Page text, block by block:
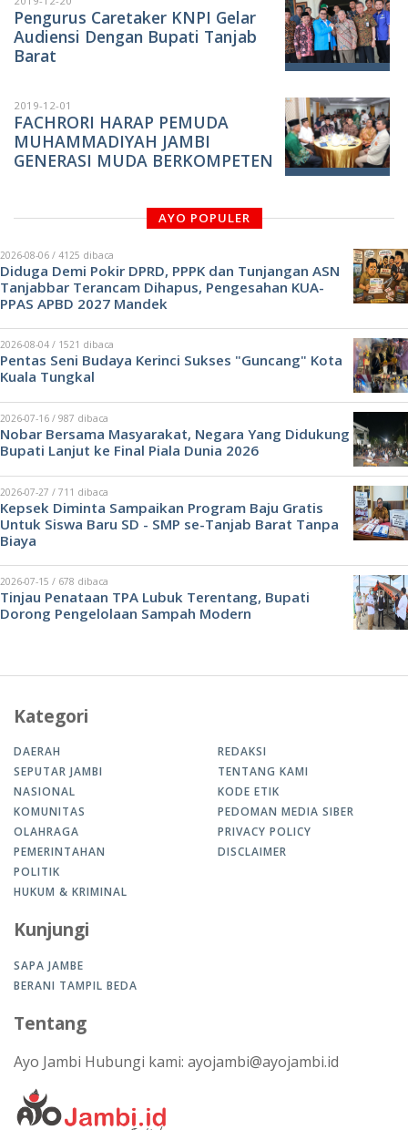
Pengurus Caretaker KNPI Gelar
Audiensi Dengan Bupati Tanjab
Barat
2019-12-01
FACHRORI HARAP PEMUDA
MUHAMMADIYAH JAMBI
GENERASI MUDA BERKOMPETEN
AYO POPULER
2026-08-06 / 4125 dibaca
Diduga Demi Pokir DPRD, PPPK dan Tunjangan ASN
Tanjabbar Terancam Dihapus, Pengesahan KUA-
PPAS APBD 2027 Mandek
2026-08-04 / 1521 dibaca
Pentas Seni Budaya Kerinci Sukses "Guncang" Kota
Kuala Tungkal
2026-07-16 / 987 dibaca
Nobar Bersama Masyarakat, Negara Yang Didukung
Bupati Lanjut ke Final Piala Dunia 2026
2026-07-27 / 711 dibaca
Kepsek Diminta Sampaikan Program Baju Gratis
Untuk Siswa Baru SD - SMP se-Tanjab Barat Tanpa
Biaya
2026-07-15 / 678 dibaca
Tinjau Penataan TPA Lubuk Terentang, Bupati
Dorong Pengelolaan Sampah Modern
Kategori
DAERAH
SEPUTAR JAMBI
NASIONAL
KOMUNITAS
OLAHRAGA
PEMERINTAHAN
POLITIK
HUKUM & KRIMINAL
REDAKSI
TENTANG KAMI
KODE ETIK
PEDOMAN MEDIA SIBER
PRIVACY POLICY
DISCLAIMER
Kunjungi
SAPA JAMBE
BERANI TAMPIL BEDA
Tentang
Ayo Jambi Hubungi kami: ayojambi@ayojambi.id